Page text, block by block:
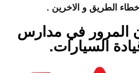
الطريق و الاخرين .
المرور في مدارس
السيارات.